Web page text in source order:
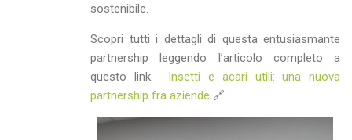
sostenibile.
Scopri tutti i dettagli di questa entusiasmante
partnership leggendo l’articolo completo a
questo link: Insetti e acari utili: una nuova
partnership fra aziende 🔗